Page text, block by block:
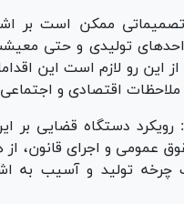
ممکن است بر
تولیدی و حتی
از این رو لازم است این
ملاحظات اقتصادی و
رویکرد دستگاه قضایی بر
عمومی و اجرای قانون، از
چرخه تولید و آسیب به